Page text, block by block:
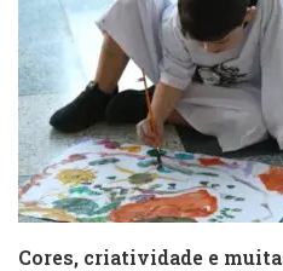
Cores, criatividade e